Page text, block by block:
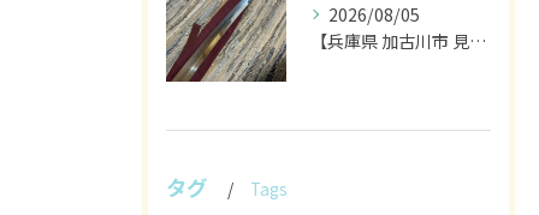
2026/08/05
【兵庫県 加古川市 見積り 日本刀 刀剣 武具】
タグ Tags